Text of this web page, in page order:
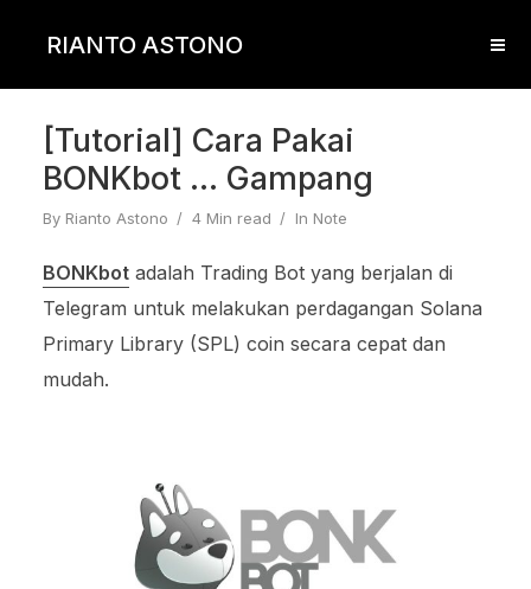
RIANTO ASTONO
[Tutorial] Cara Pakai
BONKbot … Gampang
By Rianto Astono 4 Min read In Note
BONKbotadalah Trading Bot yang berjalan di
Telegram untuk melakukan perdagangan Solana
Primary Library (SPL) coin secara cepat dan
mudah.